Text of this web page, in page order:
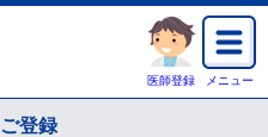
医師登録 メニュー
登録